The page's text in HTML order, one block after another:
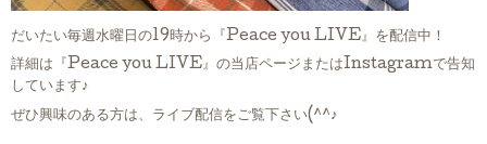
だいたい毎週水曜日の19時から『Peace you LIVE』を配信中！
詳細は『Peace you LIVE』の当店ページまたはInstagramで告知
しています♪
ぜひ興味のある方は、ライブ配信をご覧下さい(^^♪